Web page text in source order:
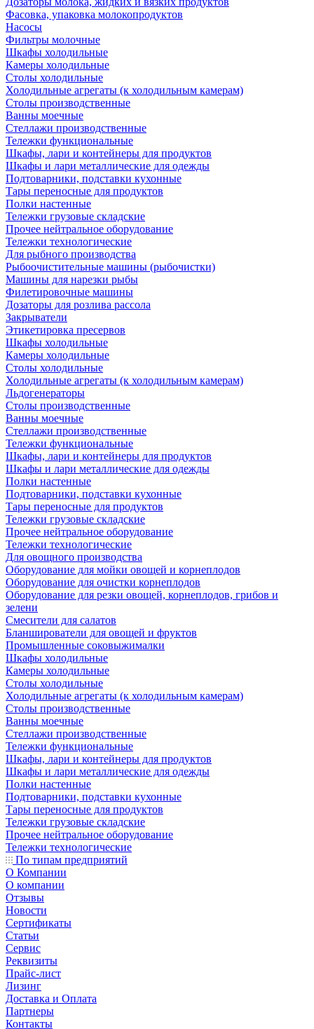
Фасовка, упаковка молокопродуктов
Насосы
Фильтры молочные
Шкафы холодильные
Камеры холодильные
Столы холодильные
Холодильные агрегаты (к холодильным камерам)
Столы производственные
Ванны моечные
Стеллажи производственные
Тележки функциональные
Шкафы, лари и контейнеры для продуктов
Шкафы и лари металлические для одежды
Подтоварники, подставки кухонные
Тары переносные для продуктов
Полки настенные
Тележки грузовые складские
Прочее нейтральное оборудование
Тележки технологические
Для рыбного производства
Рыбоочистительные машины (рыбочистки)
Машины для нарезки рыбы
Филетировочные машины
Дозаторы для розлива рассола
Закрыватели
Этикетировка пресервов
Шкафы холодильные
Камеры холодильные
Столы холодильные
Холодильные агрегаты (к холодильным камерам)
Льдогенераторы
Столы производственные
Ванны моечные
Стеллажи производственные
Тележки функциональные
Шкафы, лари и контейнеры для продуктов
Шкафы и лари металлические для одежды
Полки настенные
Подтоварники, подставки кухонные
Тары переносные для продуктов
Тележки грузовые складские
Прочее нейтральное оборудование
Тележки технологические
Для овощного производства
Оборудование для мойки овощей и корнеплодов
Оборудование для очистки корнеплодов
Оборудование для резки овощей, корнеплодов, грибов и
зелени
Смесители для салатов
Бланширователи для овощей и фруктов
Промышленные соковыжималки
Шкафы холодильные
Камеры холодильные
Столы холодильные
Холодильные агрегаты (к холодильным камерам)
Столы производственные
Ванны моечные
Стеллажи производственные
Тележки функциональные
Шкафы, лари и контейнеры для продуктов
Шкафы и лари металлические для одежды
Полки настенные
Подтоварники, подставки кухонные
Тары переносные для продуктов
Тележки грузовые складские
Прочее нейтральное оборудование
Тележки технологические
По типам предприятий
О Компании
О компании
Отзывы
Новости
Сертификаты
Статьи
Сервис
Реквизиты
Прайс-лист
Лизинг
Доставка и Оплата
Партнеры
Контакты